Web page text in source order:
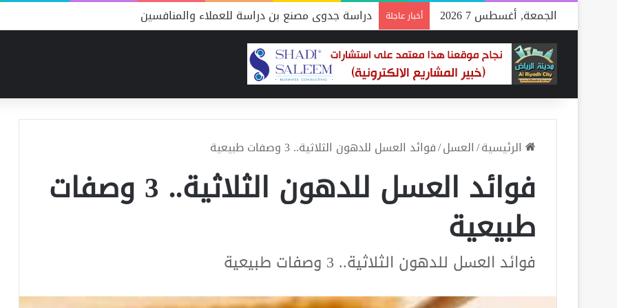
الجمعة, أغسطس 7 2026 أخبار عاجلة دراسة جدوى مصنع شحوم التكاليف والموارد ونسبة النجاح
الرئيسية/العسل/فوائد العسل للدهون الثلاثية.. 3 وصفات طبيعية
فوائد العسل للدهون الثلاثية.. 3 وصفات
طبيعية
فوائد العسل للدهون الثلاثية.. 3 وصفات طبيعية